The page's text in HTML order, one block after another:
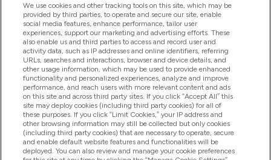
Βοήθεια & Πληροφορίες
Προϊόντα
Εταιρικές Πληροφορίες
Εκπτώσεις & Ανταμοιβές
We use cookies and other tracking tools on this site, which may be
provided by third parties, to operate and secure our site, enable
social media features, enhance performance, tailor user
experiences, support our marketing and advertising efforts. These
also enable us and third parties to access and record user and
activity data, such as IP addresses and online identifiers, referring
URLs, searches and interactions, browser and device details, and
other usage information, which may be used to provide enhanced
functionality and personalized experiences, analyze and improve
performance, and reach users with more relevant content and ads
on this site and across third party sites. If you click “Accept All” this
site may deploy cookies (including third party cookies) for all of
these purposes. If you click “Limit Cookies,” your IP address and
other browsing information may still be collected but only cookies
(including third party cookies) that are necessary to operate, secure
and enable default website features and functionalities will be
deployed. You can also review and manage your cookie preferences